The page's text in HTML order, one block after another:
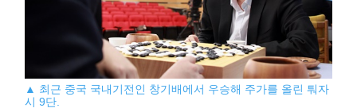
▲ 최근 중국 국내기전인 창기배에서 우승해 주가를 올린 퉈자
시 9단.